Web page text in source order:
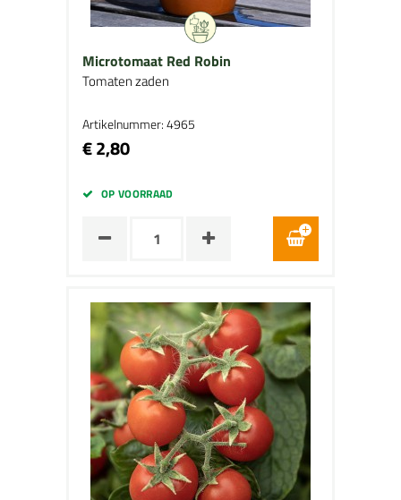
Microtomaat Red Robin
Tomaten zaden
Artikelnummer: 4965
€ 2,80
OP VOORRAAD